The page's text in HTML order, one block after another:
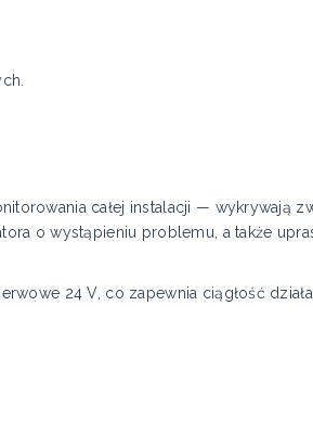
całej instalacji — wykrywają
o wystąpieniu problemu, a także
24 V, co zapewnia ciągłość